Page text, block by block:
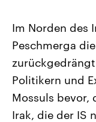
2026
Alle Informationen
Sachsen-Anhalt
September 2026
Landtag. Seit 2021
Bundesland von
CDU, SPD und FDP
Umfragen,
Im Norden des
Peschmerga
Politikern und
Mossuls bevor,
Irak, die der IS